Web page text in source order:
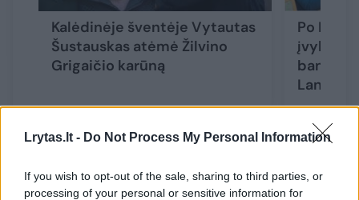
Lrytas.lt - Do Not Process My Personal Information
If you wish to opt-out of the sale, sharing to third parties, or
processing of your personal or sensitive information for
Kalėdinėje šventėje Vytautas
Šustauskas atėmė Žilvino
Grigaičio karūną
Po R.
banga ir
Jeigu Juridinių asmenų registre nėra